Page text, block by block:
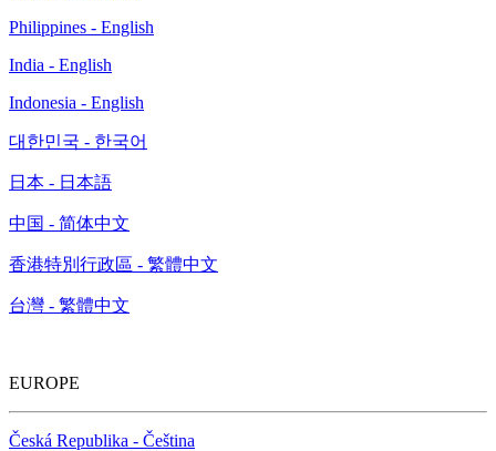
Philippines - English
India - English
Indonesia - English
대한민국 - 한국어
日本 - 日本語
中国 - 简体中文
香港特別行政區 - 繁體中文
台灣 - 繁體中文
EUROPE
Česká Republika - Čeština